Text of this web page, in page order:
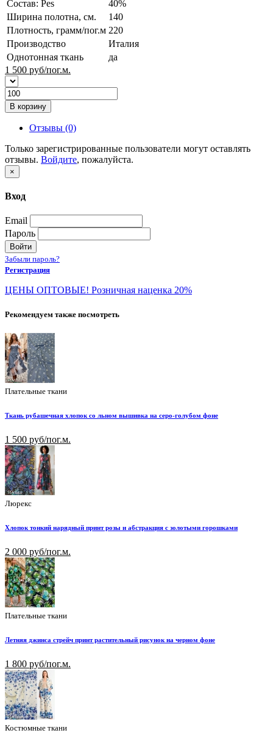
Состав: Pes
40%
Ширина полотна, см.
140
Плотность, грамм/пог.м 220
Производство
Италия
Однотонная ткань
да
1 500 руб/пог.м.
В корзину
Отзывы (0)
Только зарегистрированные пользователи могут оставлять
отзывы. Войдите, пожалуйста.
×
Вход
Email
Пароль
Войти
Забыли пароль?
Регистрация
ЦЕНЫ ОПТОВЫЕ! Розничная наценка 20%
Рекомендуем также посмотреть
Плательные ткани
Ткань рубашечная хлопок со льном вышивка на серо-голубом фоне
1 500 руб/пог.м.
Люрекс
Хлопок тонкий нарядный принт розы и абстракция с золотыми горошками
2 000 руб/пог.м.
Плательные ткани
Летняя джинса стрейч принт растительный рисунок на черном фоне
1 800 руб/пог.м.
Костюмные ткани